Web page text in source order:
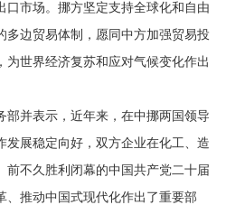
口市场。挪方坚定支持全球化和自由
多边贸易体制，愿同中方加强贸易投
为世界经济复苏和应对气候变化作出
部并表示，近年来，在中挪两国领导
发展稳定向好，双方企业在化工、造
前不久胜利闭幕的中国共产党二十届
、推动中国式现代化作出了重要部